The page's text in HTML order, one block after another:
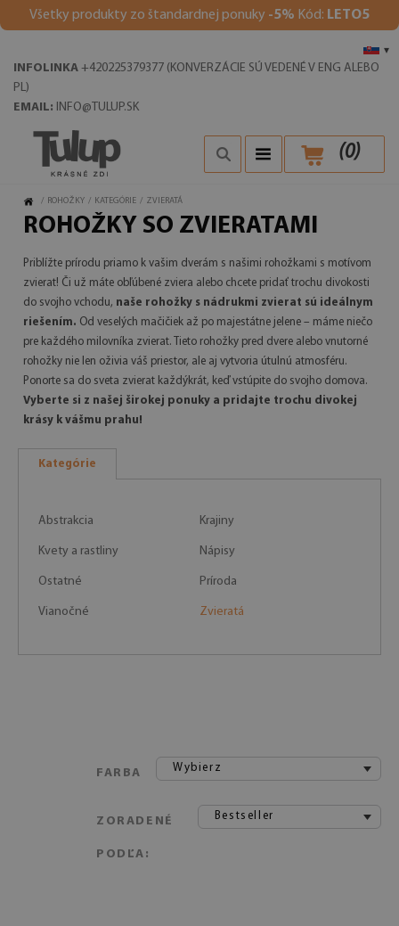
Všetky produkty zo štandardnej ponuky -5% Kód: LETO5
▾
INFOLINKA +420225379377 (KONVERZÁCIE SÚ VEDENÉ V ENG ALEBO
PL)
EMAIL: INFO@TULUP.SK
(0)
/ ROHOŽKY / KATEGÓRIE / ZVIERATÁ
ROHOŽKY SO ZVIERATAMI
Priblížte prírodu priamo k vašim dverám s našimi rohožkami s motívom
zvierat! Či už máte obľúbené zviera alebo chcete pridať trochu divokosti
do svojho vchodu, naše rohožky s nádrukmi zvierat sú ideálnym
riešením. Od veselých mačičiek až po majestátne jelene – máme niečo
pre každého milovníka zvierat. Tieto rohožky pred dvere alebo vnutorné
rohožky nie len oživia váš priestor, ale aj vytvoria útulnú atmosféru.
Ponorte sa do sveta zvierat každýkrát, keď vstúpite do svojho domova.
Vyberte si z našej širokej ponuky a pridajte trochu divokej
krásy k vášmu prahu!
Kategórie
Abstrakcia Krajiny
Kvety a rastliny Nápisy
Ostatné Príroda
Vianočné Zvieratá
FARBA Wybierz
ZORADENÉ
PODĽA:
Bestseller